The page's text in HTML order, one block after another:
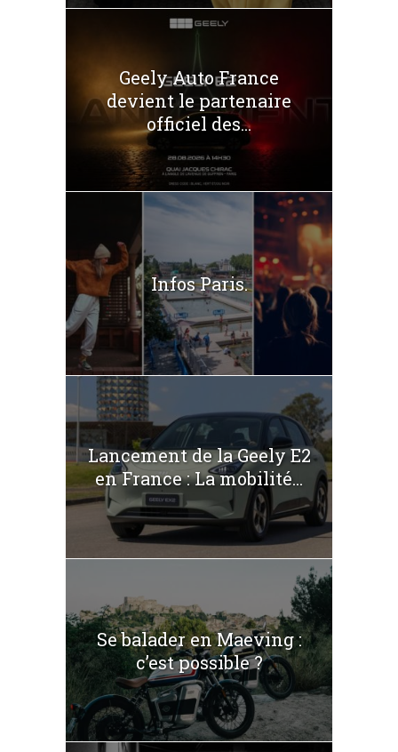
Geely Auto France
devient le partenaire
officiel des...
Infos Paris.
Lancement de la Geely E2
en France : La mobilité...
Se balader en Maeving :
c’est possible ?